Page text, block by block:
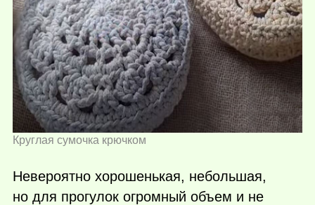
Круглая сумочка крючком
Невероятно хорошенькая, небольшая,
но для прогулок огромный объем и не